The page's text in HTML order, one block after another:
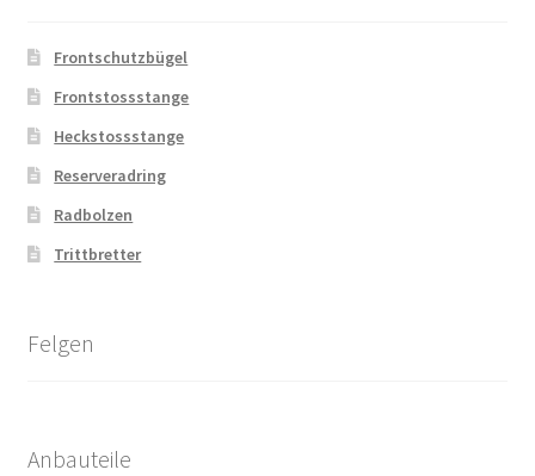
Frontschutzbügel
Frontstossstange
Heckstossstange
Reserveradring
Radbolzen
Trittbretter
Felgen
Anbauteile